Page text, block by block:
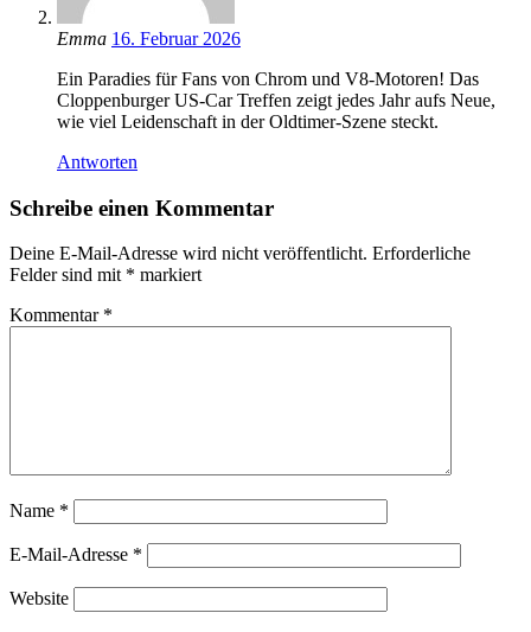
Emma 16. Februar 2026
Ein Paradies für Fans von Chrom und V8-Motoren! Das
Cloppenburger US-Car Treffen zeigt jedes Jahr aufs Neue,
wie viel Leidenschaft in der Oldtimer-Szene steckt.
Antworten
Schreibe einen Kommentar
Deine E-Mail-Adresse wird nicht veröffentlicht. Erforderliche
Felder sind mit * markiert
Kommentar *
Name *
E-Mail-Adresse *
Website